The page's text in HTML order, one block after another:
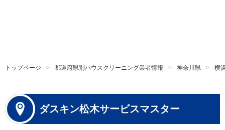
トップページ 都道府県別ハウスクリーニング業者情報 神奈川県 横
ダスキン松木サービスマスター